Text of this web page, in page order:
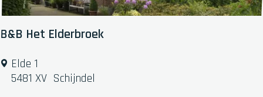
o
fB&B Het Elderbroek
B Elde 1
5481 XV Schijndel